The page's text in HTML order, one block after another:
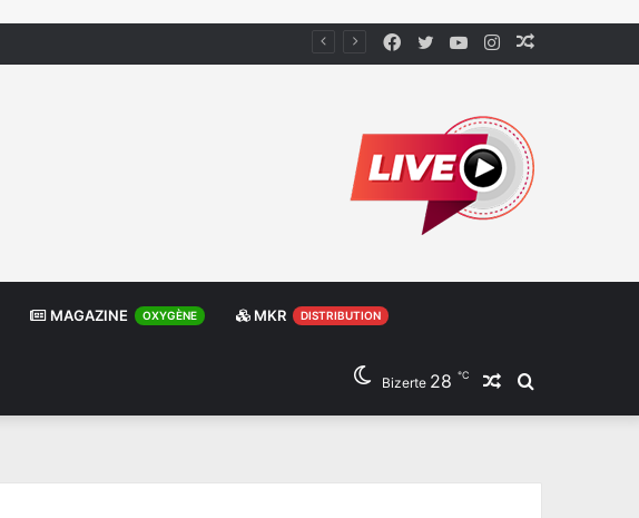
Instagram
YouTube
Twitter
Facebook
MAGAZINE OXYGÈNE MKR DISTRIBUTION
Rechercher
Article
Bizerte 28 ℃